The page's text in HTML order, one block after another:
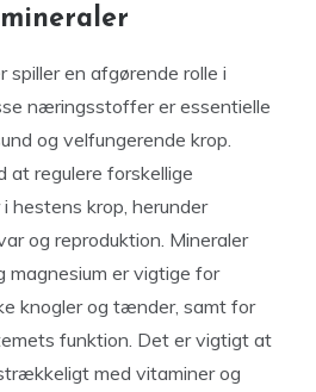
spiller en afgørende rolle i
næringsstoffer er essentielle
og velfungerende krop.
at regulere forskellige
hestens krop, herunder
og reproduktion. Mineraler
magnesium er vigtige for
knogler og tænder, samt for
funktion. Det er vigtigt at
med vitaminer og